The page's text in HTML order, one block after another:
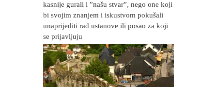
kasnije gurali i ”našu stvar”, nego one koji
bi svojim znanjem i iskustvom pokušali
unaprijediti rad ustanove ili posao za koji
se prijavljuju